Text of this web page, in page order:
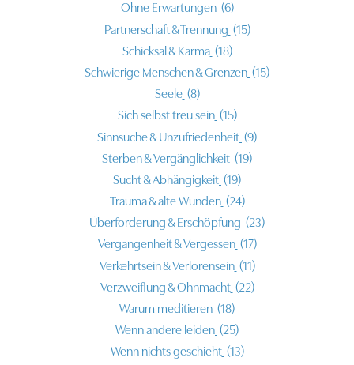
Ohne Erwartungen (6)
Partnerschaft & Trennung (15)
Schicksal & Karma (18)
Schwierige Menschen & Grenzen (15)
Seele (8)
Sich selbst treu sein (15)
Sinnsuche & Unzufriedenheit (9)
Sterben & Vergänglichkeit (19)
Sucht & Abhängigkeit (19)
Trauma & alte Wunden (24)
Überforderung & Erschöpfung (23)
Vergangenheit & Vergessen (17)
Verkehrtsein & Verlorensein (11)
Verzweiflung & Ohnmacht (22)
Warum meditieren (18)
Wenn andere leiden (25)
Wenn nichts geschieht (13)